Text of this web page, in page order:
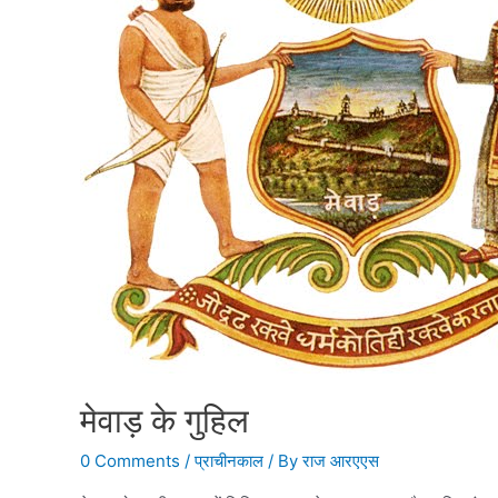
मेवाड़ के गुहिल
0 Comments /प्राचीनकाल / Byराज आरएएस